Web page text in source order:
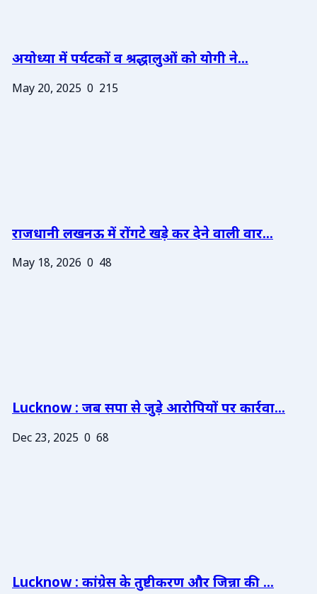
अयोध्या में पर्यटकों व श्रद्धालुओं को योगी ने...
May 20, 2025 0 215
राजधानी लखनऊ में रोंगटे खड़े कर देने वाली वार...
May 18, 2026 0 48
Lucknow : जब सपा से जुड़े आरोपियों पर कार्रवा...
Dec 23, 2025 0 68
Lucknow : कांग्रेस के तुष्टीकरण और जिन्ना की ...